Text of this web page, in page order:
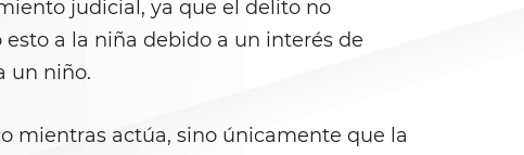
judicial, ya que el delito no
a la niña debido a un interés de
un niño.
mientras actúa, sino únicamente que la